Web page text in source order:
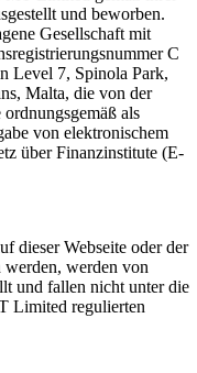
und beworben.
Gesellschaft mit
C
Level 7, Spinola Park,
Malta, die von der
als
von elektronischem
über Finanzinstitute (E-
dieser Webseite oder der
werden von
und fallen nicht unter die
Limited regulierten